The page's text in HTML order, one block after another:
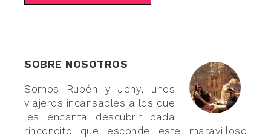
SOBRE NOSOTROS
Somos Rubén y Jeny, unos
viajeros incansables a los que
les encanta descubrir cada
rinconcito que esconde este maravilloso